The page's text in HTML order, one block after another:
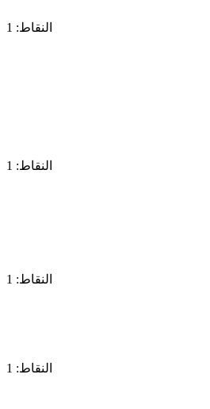
النقاط: 1
النقاط: 1
النقاط: 1
النقاط: 1